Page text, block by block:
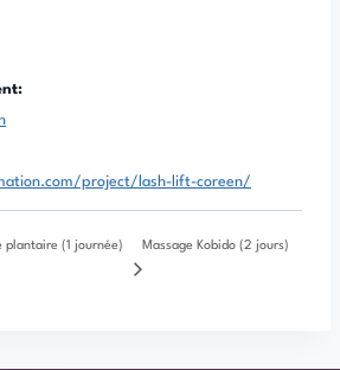
project/lash-lift-coreen/
plantaire (1 journée) Massage Kobido (2 jours)